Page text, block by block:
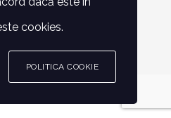
E-
cookies.
POLITICA COOKIE